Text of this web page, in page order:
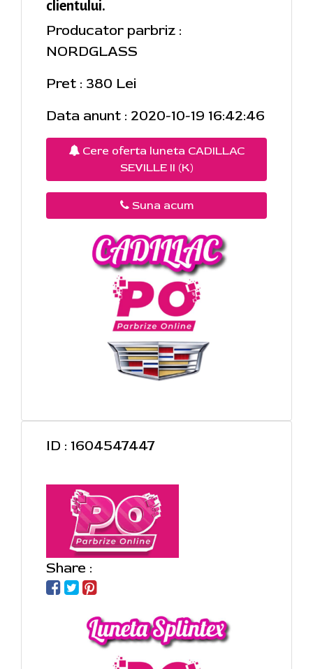
clientului.
Producator parbriz :
NORDGLASS
Pret : 380 Lei
Data anunt : 2020-10-19 16:42:46
Cere oferta luneta CADILLAC
SEVILLE II (K)
Suna acum
ID : 1604547447
Share :